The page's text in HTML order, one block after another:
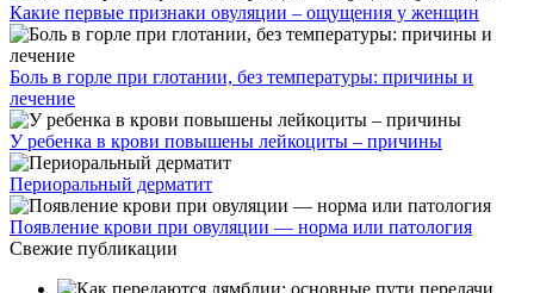
Какие первые признаки овуляции – ощущения у женщин
Боль в горле при глотании, без температуры: причины и
лечение
У ребенка в крови повышены лейкоциты – причины
Периоральный дерматит
Появление крови при овуляции — норма или патология
Свежие публикации